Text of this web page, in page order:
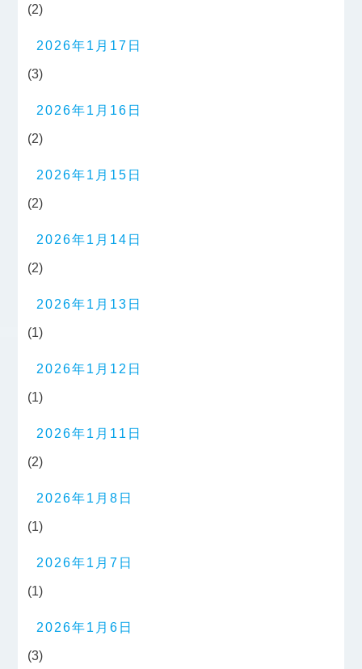
(2)
2026年1月17日
(3)
2026年1月16日
(2)
2026年1月15日
(2)
2026年1月14日
(2)
2026年1月13日
(1)
2026年1月12日
(1)
2026年1月11日
(2)
2026年1月8日
(1)
2026年1月7日
(1)
2026年1月6日
(3)